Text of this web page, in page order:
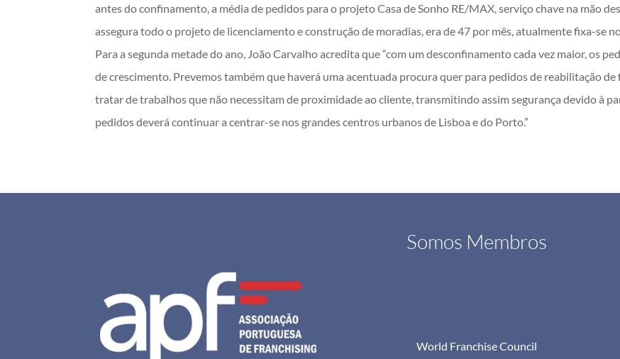
antes do confinamento, a média de pedidos para o projeto Casa de Sonho RE/MAX, serviço chave na mão
assegura todo o projeto de licenciamento e construção de moradias, era de 47 por mês, atualmente fixa-se
Para a segunda metade do ano, João Carvalho acredita que “com um desconfinamento cada vez maior, os
de crescimento. Prevemos também que haverá uma acentuada procura quer para pedidos de reabilitação
tratar de trabalhos que não necessitam de proximidade ao cliente, transmitindo assim segurança devido à
pedidos deverá continuar a centrar-se nos grandes centros urbanos de Lisboa e do Porto.”
Somos Membros
World Franchise Council